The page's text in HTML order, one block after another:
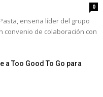
0
enseña líder del grupo
convenio de colaboración con
a Too Good To Go para